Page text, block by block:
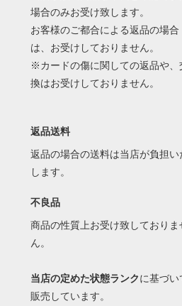
場合のみお受け致します。
お客様のご都合による返品の場合
は、お受けしておりません。
※カードの傷に関しての返品や、
換はお受けしておりません。
返品送料
返品の場合の送料は当店が負担い
します。
不良品
商品の性質上お受け致しておりま
ん。
当店の定めた状態ランクに基づい
販売しています。